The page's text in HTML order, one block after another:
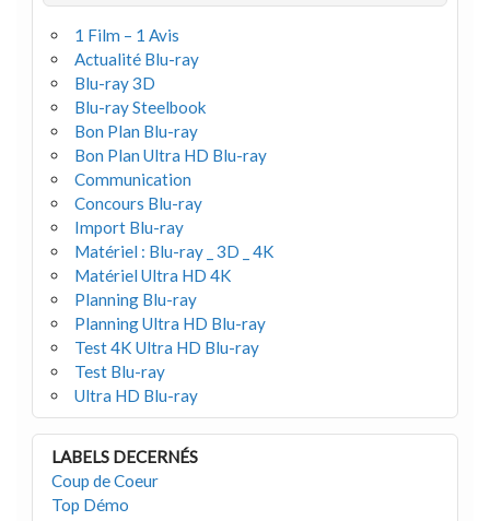
1 Film – 1 Avis
Actualité Blu-ray
Blu-ray 3D
Blu-ray Steelbook
Bon Plan Blu-ray
Bon Plan Ultra HD Blu-ray
Communication
Concours Blu-ray
Import Blu-ray
Matériel : Blu-ray _ 3D _ 4K
Matériel Ultra HD 4K
Planning Blu-ray
Planning Ultra HD Blu-ray
Test 4K Ultra HD Blu-ray
Test Blu-ray
Ultra HD Blu-ray
LABELS DECERNÉS
Coup de Coeur
Top Démo